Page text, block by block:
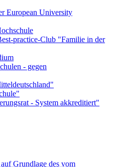
Grundlage des vom